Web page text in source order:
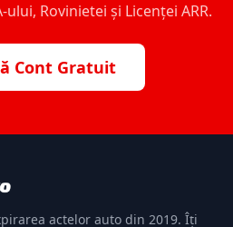
ului, Rovinietei și Licenței ARR.
Cont Gratuit
actelor auto din 2019. Îți